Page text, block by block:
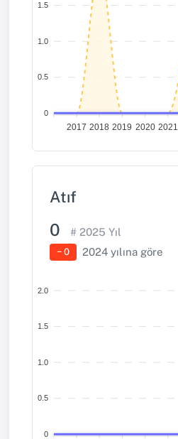
1.5
1.0
0.5
0
2017 2018 2019 2020 2021
Atıf
0 # 2025 Yıl
− 0 2024 yılına göre
2.0
1.5
1.0
0.5
0